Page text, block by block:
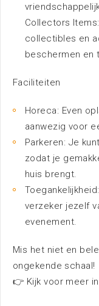
Meer
Meer
Meer
Collectors
collectibles en
beschermen en
Faciliteiten
Horeca: Even
aanwezig voor
Parkeren: Je
zodat je
huis brengt.
verzeker jezelf
evenement.
Mis het niet en
ongekende schaal!
👉 Kijk voor meer